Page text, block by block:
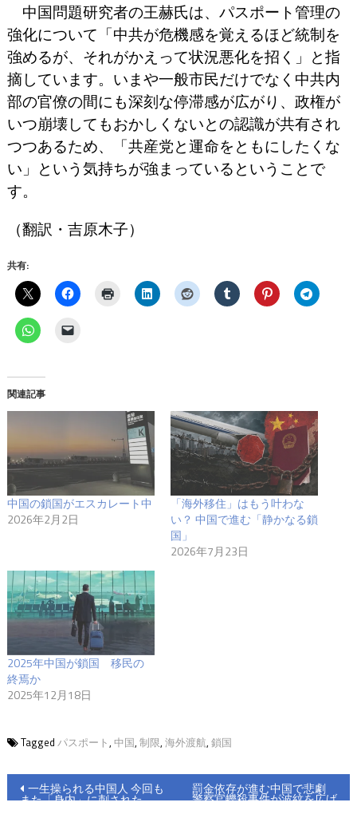
中国問題研究者の王赫氏は、パスポート管理の
強化について「中共が危機感を覚えるほど統制を
強めるが、それがかえって状況悪化を招く」と指
摘しています。いまや一般市民だけでなく中共内
部の官僚の間にも深刻な停滞感が広がり、政権が
いつ崩壊してもおかしくないとの認識が共有され
つつあるため、「共産党と運命をともにしたくな
い」という気持ちが強まっているということで
す。
（翻訳・吉原木子）
共有:
関連記事
中国の鎖国がエスカレート中
2026年2月2日
「海外移住」はもう叶わな
い？ 中国で進む「静かなる鎖
国」
2026年7月23日
2025年中国が鎖国 移民の
終焉か
2025年12月18日
Tagged パスポート , 中国, 制限, 海外渡航, 鎖国
投一生操られる中国人 今回も
また「身内」に刺された
罰金依存が進む中国で悲劇
警察官轢殺事件が波紋を広げ